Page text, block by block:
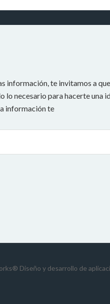
información, te invitamos a
necesario para hacerte una
información te
Diseño y desarrollo de